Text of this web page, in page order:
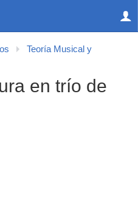
Teoría Musical y
en trío de